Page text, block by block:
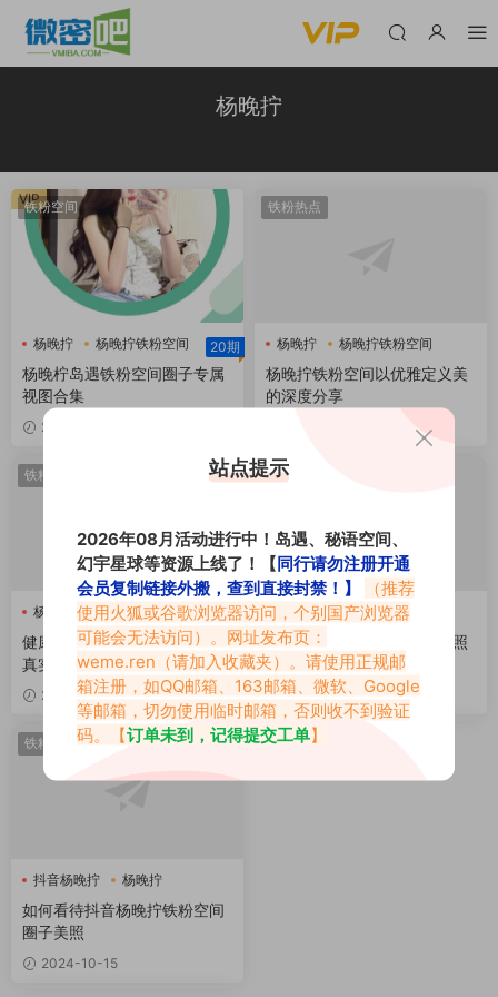
杨晚拧
铁粉空间
杨晚拧
杨晚拧铁粉空间
杨晚柠岛遇
20期
杨晚柠岛遇铁粉空间圈子专属
视图合集
2026-08-01
VIP 铁粉热点
杨晚拧 杨晚拧铁粉空间
杨晚拧铁粉空间以优雅定义美
的深度分享
铁粉热点
杨晚拧
健康女神杨晚拧4699688，用
真实之美点亮百万心灵
2026-03-12
铁粉热点
杨晚拧 杨晚拧铁粉空间
博主杨晚拧铁粉空间养眼美照
出炉，真美
2024-10-16
铁粉热点
抖音杨晚拧
杨晚拧
杨晚拧铁粉空间
如何看待抖音杨晚拧铁粉空间
圈子美照
2024-10-15
站点提示
2026年08月活动进行中！岛遇、秘语空间、
幻宇星球等资源上线了！【同行请勿注册开通
会员复制链接外搬，查到直接封禁！】
（推荐
使用火狐或谷歌浏览器访问，个别国产浏览器
可能会无法访问）。网址发布页：
weme.ren （请加入收藏夹）。请使用正规邮
箱注册，如QQ邮箱、163邮箱、微软、Google
等邮箱，切勿使用临时邮箱，否则收不到验证
码。【订单未到，记得提交工单】